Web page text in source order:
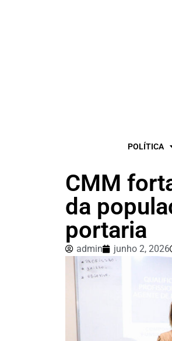
POLÍTICA
CMM
da
portaria
admin junho 2, 2026